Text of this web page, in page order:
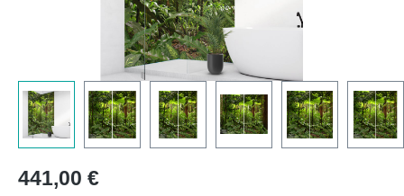
Regulärer Preis:
441,00 €